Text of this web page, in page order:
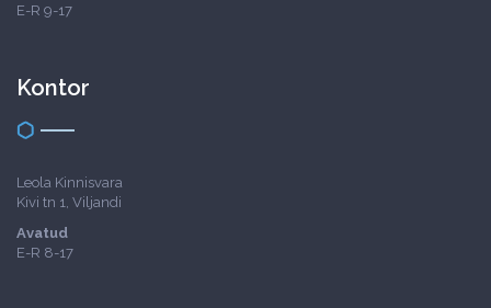
E-R 9-17
Kontor
Leola Kinnisvara
Kivi tn 1, Viljandi
Avatud
E-R 8-17